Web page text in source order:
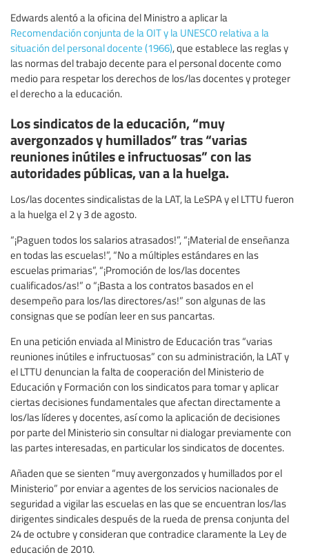
Edwards alentó a la oficina del Ministro a aplicar la
Recomendación conjunta de la OIT y la UNESCO relativa a la
situación del personal docente (1966), que establece las reglas y
las normas del trabajo decente para el personal docente como
medio para respetar los derechos de los/las docentes y proteger
el derecho a la educación.
Los sindicatos de la educación, “muy
avergonzados y humillados” tras “varias
reuniones inútiles e infructuosas” con las
autoridades públicas, van a la huelga.
Los/las docentes sindicalistas de la LAT, la LeSPA y el LTTU fueron
a la huelga el 2 y 3 de agosto.
“¡Paguen todos los salarios atrasados!”, “¡Material de enseñanza
en todas las escuelas!”, “No a múltiples estándares en las
escuelas primarias”, “¡Promoción de los/las docentes
cualificados/as!” o “¡Basta a los contratos basados en el
desempeño para los/las directores/as!” son algunas de las
consignas que se podían leer en sus pancartas.
En una petición enviada al Ministro de Educación tras “varias
reuniones inútiles e infructuosas” con su administración, la LAT y
el LTTU denuncian la falta de cooperación del Ministerio de
Educación y Formación con los sindicatos para tomar y aplicar
ciertas decisiones fundamentales que afectan directamente a
los/las líderes y docentes, así como la aplicación de decisiones
por parte del Ministerio sin consultar ni dialogar previamente con
las partes interesadas, en particular los sindicatos de docentes.
Añaden que se sienten “muy avergonzados y humillados por el
Ministerio” por enviar a agentes de los servicios nacionales de
seguridad a vigilar las escuelas en las que se encuentran los/las
dirigentes sindicales después de la rueda de prensa conjunta del
24 de octubre y consideran que contradice claramente la Ley de
educación de 2010.